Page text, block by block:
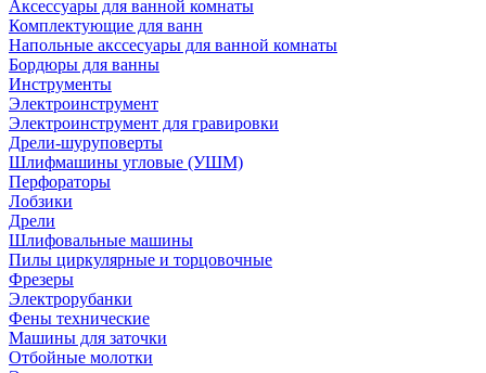
Аксессуары для ванной комнаты
Комплектующие для ванн
Напольные акссесуары для ванной комнаты
Бордюры для ванны
Инструменты
Электроинструмент
Электроинструмент для гравировки
Дрели-шуруповерты
Шлифмашины угловые (УШМ)
Перфораторы
Лобзики
Дрели
Шлифовальные машины
Пилы циркулярные и торцовочные
Фрезеры
Электрорубанки
Фены технические
Машины для заточки
Отбойные молотки